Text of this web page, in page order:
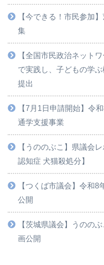
【今できる！市民参加
集
【全国市民政治ネット
で実践し、子どもの学
提出
【7月1日申請開始】令
通学支援事業
【うののぶこ】県議会
認知症 犬猫殺処分】
【つくば市議会】令和
公開
【茨城県議会】うのの
画公開